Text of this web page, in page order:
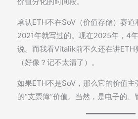
承认ETH不在SoV（价值存储）赛
2021年就写过的。现在2025年，4
说。而我看Vitalik前不久还在讲ETH
（好像？记不太清了）。
如果ETH不是SoV，那么它的价值
的“支票簿”价值。当然，是电子的、